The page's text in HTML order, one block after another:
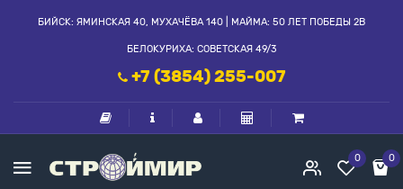
БИЙСК: ЯМИНСКАЯ 40, МУХАЧЁВА 140 | МАЙМА: 50 ЛЕТ ПОБЕДЫ 2В
БЕЛОКУРИХА: СОВЕТСКАЯ 49/3
+7 (3854) 255-007
0 0